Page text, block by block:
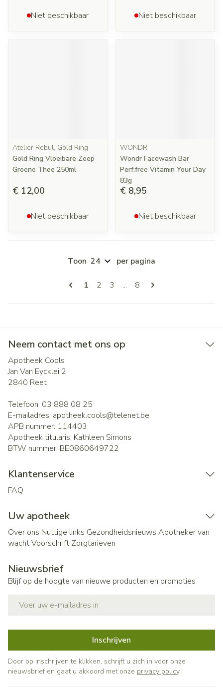
Niet beschikbaar Niet beschikbaar
Atelier Rebul, Gold Ring
Gold Ring Vloeibare Zeep
Groene Thee 250ml
€ 12,00
Niet beschikbaar
WONDR
Wondr Facewash Bar
Perf.free Vitamin Your Day
83g
€ 8,95
Niet beschikbaar
Pagina's
U lees momenteel pagina
1 Pagina
2 Pagina
3 ... Pagina
8
Toon per pagina
Neem contact met ons op
Apotheek Cools
Jan Van Eycklei 2
2840 Reet
Telefoon: 03 888 08 25
E-mailadres: apotheek.cools@telenet.be
APB nummer: 114403
Apotheek titularis: Kathleen Simons
BTW nummer: BE0860649722
Klantenservice
FAQ
Uw apotheek
Over ons Nuttige links Gezondheidsnieuws Apotheker van
wachtVoorschrift Zorgtarieven
Nieuwsbrief
Blijf op de hoogte van nieuwe producten en promoties
Inschrijven
Door op inschrijven te klikken, schrijft u zich in voor onze
nieuwsbrief en gaat u akkoord met onze privacy policy.